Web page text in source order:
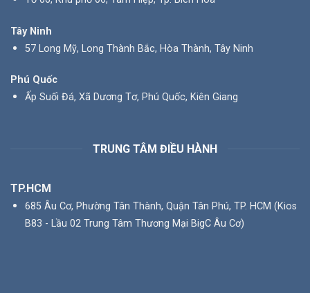
Tây Ninh
57 Long Mỹ, Long Thành Bắc, Hòa Thành, Tây Ninh
Phú Quốc
Ấp Suối Đá, Xã Dương Tơ, Phú Quốc, Kiên Giang
TRUNG TÂM ĐIỀU HÀNH
TP.HCM
685 Âu Cơ, Phường Tân Thành, Quận Tân Phú, TP. HCM (Kios
B83 - Lầu 02 Trung Tâm Thương Mại BigC Âu Cơ)